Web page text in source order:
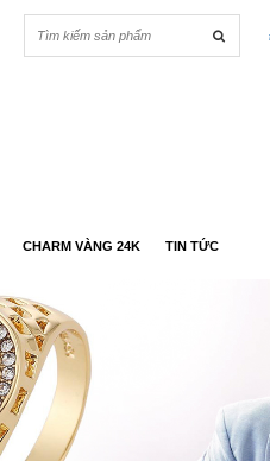
CHARM VÀNG 24K TIN TỨC